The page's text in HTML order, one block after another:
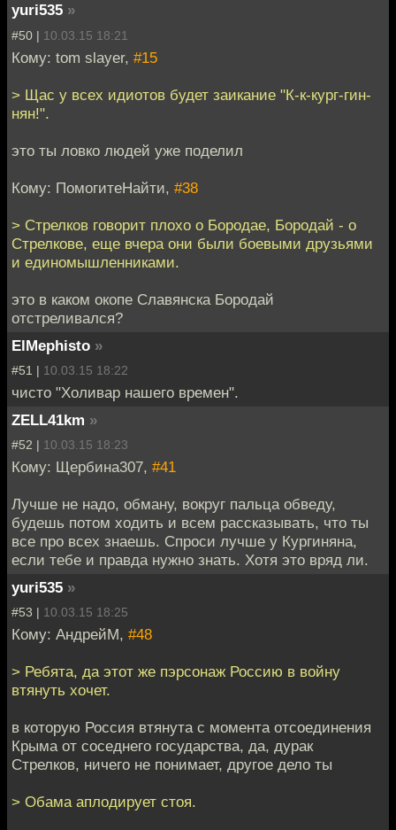
yuri535 »
#50 | 10.03.15 18:21
Кому: tom slayer, #15
> Щас у всех идиотов будет заикание "К-к-кург-гин-
нян!".
это ты ловко людей уже поделил
Кому: ПомогитеНайти, #38
> Стрелков говорит плохо о Бородае, Бородай - о
Стрелкове, еще вчера они были боевыми друзьями
и единомышленниками.
это в каком окопе Славянска Бородай
отстреливался?
ElMephisto »
#51 | 10.03.15 18:22
чисто "Холивар нашего времен".
ZELL41km »
#52 | 10.03.15 18:23
Кому: Щербина307, #41
Лучше не надо, обману, вокруг пальца обведу,
будешь потом ходить и всем рассказывать, что ты
все про всех знаешь. Спроси лучше у Кургиняна,
если тебе и правда нужно знать. Хотя это вряд ли.
yuri535 »
#53 | 10.03.15 18:25
Кому: АндрейМ, #48
> Ребята, да этот же пэрсонаж Россию в войну
втянуть хочет.
в которую Россия втянута с момента отсоединения
Крыма от соседнего государства, да, дурак
Стрелков, ничего не понимает, другое дело ты
> Обама аплодирует стоя.